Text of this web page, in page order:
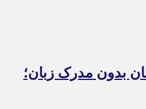
بدون مدرک زبان؛